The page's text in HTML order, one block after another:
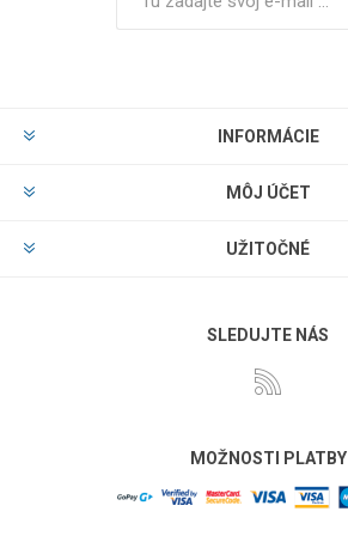
INFORMÁCIE
MÔJ ÚČET
UŽITOČNÉ
SLEDUJTE NÁS
MOŽNOSTI PLATBY